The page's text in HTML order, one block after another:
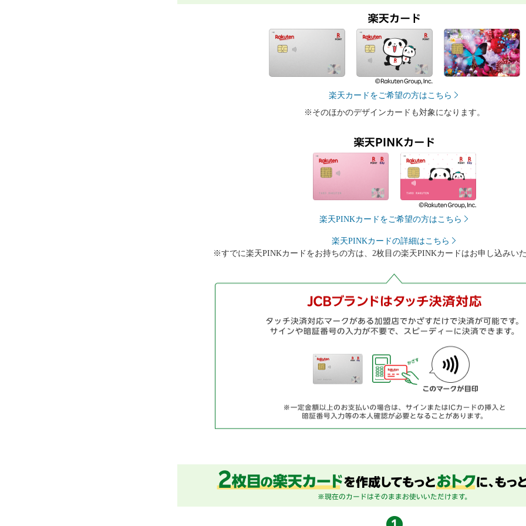
楽天カードをご希望の方はこちら
※そのほかのデザインカードも対象になります。
楽天PINKカードをご希望の方はこちら
楽天PINKカードの詳細はこちら
※すでに楽天PINKカードをお持ちの方は、2枚目の楽天PINKカードはお申し込みいた